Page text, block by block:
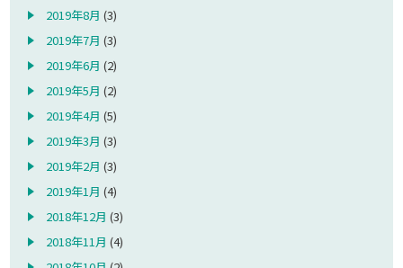
2019年8月 (3)
2019年7月 (3)
2019年6月 (2)
2019年5月 (2)
2019年4月 (5)
2019年3月 (3)
2019年2月 (3)
2019年1月 (4)
2018年12月 (3)
2018年11月 (4)